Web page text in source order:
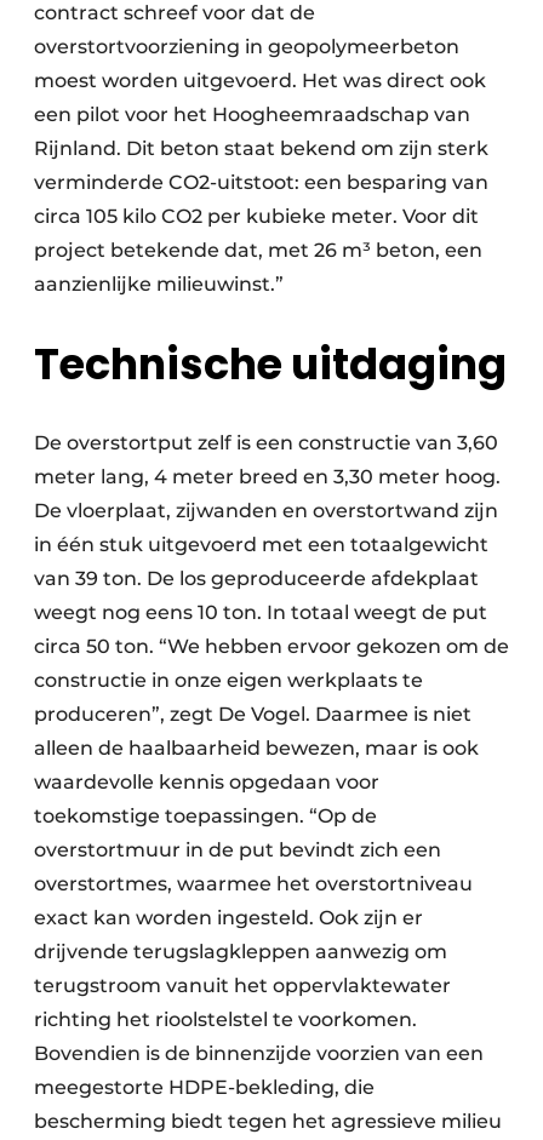
contract schreef voor dat de
overstortvoorziening in geopolymeerbeton
moest worden uitgevoerd. Het was direct ook
een pilot voor het Hoogheemraadschap van
Rijnland. Dit beton staat bekend om zijn sterk
verminderde CO2-uitstoot: een besparing van
circa 105 kilo CO2 per kubieke meter. Voor dit
project betekende dat, met 26 m³ beton, een
aanzienlijke milieuwinst.”
Technische uitdaging
De overstortput zelf is een constructie van 3,60
meter lang, 4 meter breed en 3,30 meter hoog.
De vloerplaat, zijwanden en overstortwand zijn
in één stuk uitgevoerd met een totaalgewicht
van 39 ton. De los geproduceerde afdekplaat
weegt nog eens 10 ton. In totaal weegt de put
circa 50 ton. “We hebben ervoor gekozen om de
constructie in onze eigen werkplaats te
produceren”, zegt De Vogel. Daarmee is niet
alleen de haalbaarheid bewezen, maar is ook
waardevolle kennis opgedaan voor
toekomstige toepassingen. “Op de
overstortmuur in de put bevindt zich een
overstortmes, waarmee het overstortniveau
exact kan worden ingesteld. Ook zijn er
drijvende terugslagkleppen aanwezig om
terugstroom vanuit het oppervlaktewater
richting het rioolstelstel te voorkomen.
Bovendien is de binnenzijde voorzien van een
meegestorte HDPE-bekleding, die
bescherming biedt tegen het agressieve milieu